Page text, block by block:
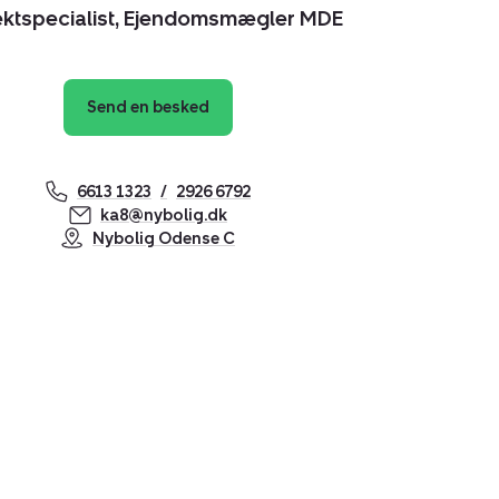
Ejendomsmægler MDE
Send en besked
6613 1323
2926 6792
ka8@nybolig.dk
Nybolig Odense C